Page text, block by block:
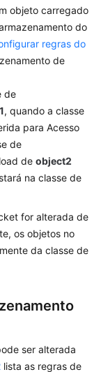
objeto carregado
do
regras do
de
de
, quando a classe
para Acesso
de
de object2
na classe de
for alterada de
os objetos no
da classe de
ser alterada
lista as regras de